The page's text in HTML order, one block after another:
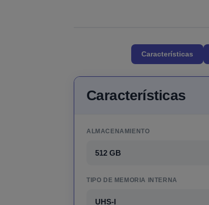
Características
Características
ALMACENAMIENTO
512 GB
TIPO DE MEMORIA INTERNA
UHS-I